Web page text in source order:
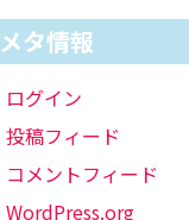
メタ情報
ログイン
投稿フィード
コメントフィード
WordPress.org